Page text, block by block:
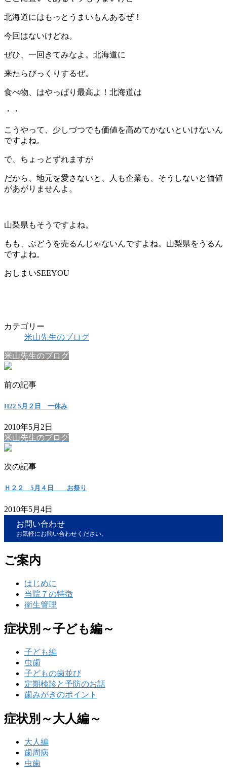
北海道にはもっとうまいもんあるぜ！
今回はないけどね。
ぜひ、一回きてみなよ。北海道に
来たらびっくりするぜ。
食べ物、はやっぱり最高よ！北海道は
・・
こうやって、少しづつでも価値を高めてかないといけないん
ですよね。
で、ちょっとずれますが
だから、地元を愛さないと、人も企業も、そうしないと価値
があがりませんよ。
山梨県もそうですよね。
もも、ぶどうを売るんじゃないんですよね。山梨県をうるん
ですよね。
おしまいSEEYOU
カテゴリー
米山先生のブログ
米山先生のブログ
前の記事
H22 5月２日 一休み
2010年5月2日
米山先生のブログ
次の記事
Ｈ２２ 5月４日 お祭り
2010年5月4日
お問い合わせ
お気軽にお問い合わせください。
ご案内
はじめに
当院７の特徴
衛生管理
症状別～子ども編～
子ども編
虫歯
子どもの歯並び
定期検診と予防のお話
歯みがきのポイント
症状別～大人編～
大人編
歯周病
虫歯